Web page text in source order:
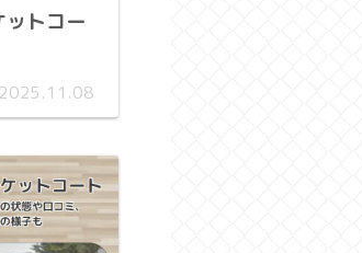
トコー
2025.11.08